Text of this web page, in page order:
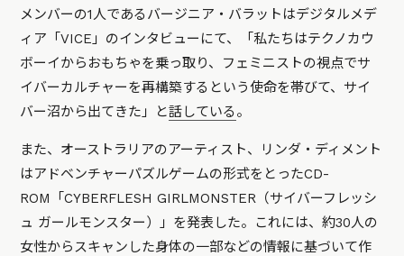
メンバーの1人であるバージニア・バラットはデジタルメデ
ィア「VICE」のインタビューにて、「私たちはテクノカウ
ボーイからおもちゃを乗っ取り、フェミニストの視点でサ
イバーカルチャーを再構築するという使命を帯びて、サイ
バー沼から出てきた」と話している。
また、オーストラリアのアーティスト、リンダ・ディメント
はアドベンチャーパズルゲームの形式をとったCD-
ROM「CYBERFLESH GIRLMONSTER（サイバーフレッシ
ュ ガールモンスター）」を発表した。これには、約30人の
女性からスキャンした身体の一部などの情報に基づいて作